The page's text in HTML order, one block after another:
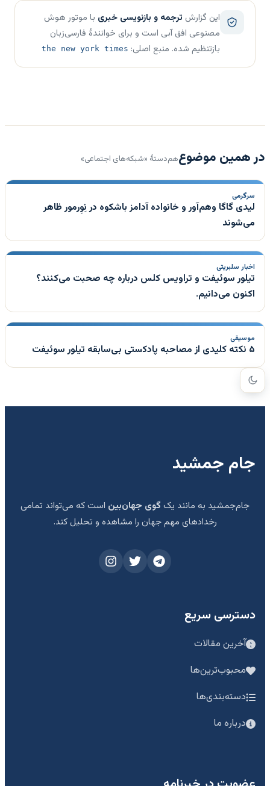
این گزارش ترجمه و بازنویسی خبری با موتور هوش
مصنوعی افق آبی است و برای خوانندهٔ فارسی‌زبان
بازتنظیم شده. منبع اصلی: the new york times
در همین موضوعهم‌دستهٔ «شبکه‌های اجتماعی»
سرگرمی
لیدی گاگا وهم‌آور و خانواده آدامز باشکوه در نِوِرمور ظاهر
می‌شوند
اخبار سلبریتی
تیلور سوئیفت و تراویس کلس درباره چه صحبت می‌کنند؟
اکنون می‌دانیم.
موسیقی
۵ نکته کلیدی از مصاحبه پادکستی بی‌سابقه تیلور سوئیفت
جام جمشید
جام‌جمشید به مانند یک گوی جهان‌بین است که می‌تواند تمامی
رخدادهای مهم جهان را مشاهده و تحلیل کند.
دسترسی سریع
آخرین مقالات
محبوب‌ترین‌ها
دسته‌بندی‌ها
درباره ما